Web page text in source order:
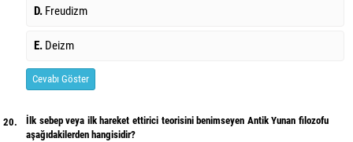
D. Freudizm
E. Deizm
Cevabı Göster
20.
İlk sebep veya ilk hareket ettirici teorisini benimseyen Antik Yunan filozofu
aşağıdakilerden hangisidir?